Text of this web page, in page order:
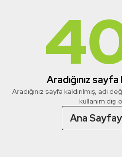
Aradığınız
Aradığınız sayfa kaldırılmış, adı
kullanım dışı
Ana